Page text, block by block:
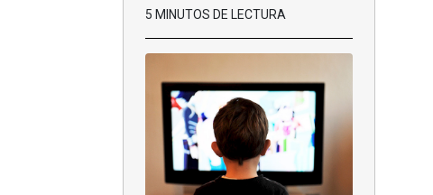
5 MINUTOS DE LECTURA